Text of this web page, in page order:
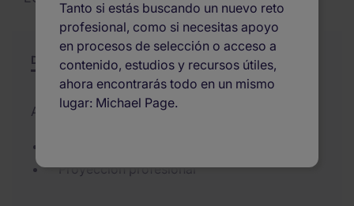
Descripción Resumen Otras ofertas
Actualizado el 29/07/2026
Proyección profesional
Tanto si estás buscando un nuevo reto
profesional, como si necesitas apoyo
en procesos de selección o acceso a
contenido, estudios y recursos útiles,
ahora encontrarás todo en un mismo
lugar: Michael Page.